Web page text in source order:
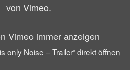
von Vimeo.
Vimeo immer anzeigen
only Noise – Trailer“ direkt öffnen